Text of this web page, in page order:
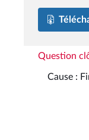
Question
Cause :